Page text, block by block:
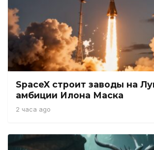
SpaceX строит заводы на
амбиции Илона Маска
2 часа ago